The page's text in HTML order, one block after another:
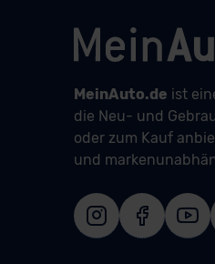
MeinAuto.de ist
die Neu- und
oder zum Kauf
und